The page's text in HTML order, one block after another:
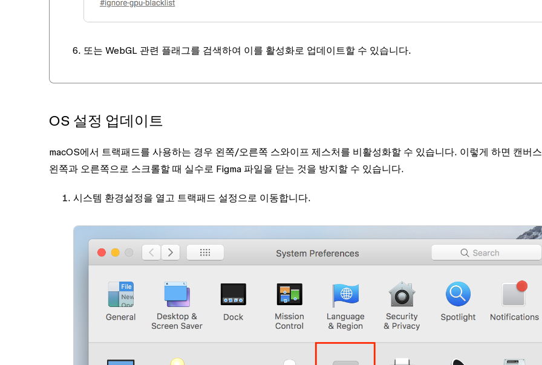
또는 WebGL 관련 플래그를 검색하여 이를 활성화로 업데이트할 수 있습니다.
OS 설정 업데이트
macOS에서 트랙패드를 사용하는 경우 왼쪽/오른쪽 스와이프 제스처를 비활성화할 수 있습니다. 이렇게 하면 캔버
왼쪽과 오른쪽으로 스크롤할 때 실수로 Figma 파일을 닫는 것을 방지할 수 있습니다.
시스템 환경설정을 열고 트랙패드 설정으로 이동합니다.